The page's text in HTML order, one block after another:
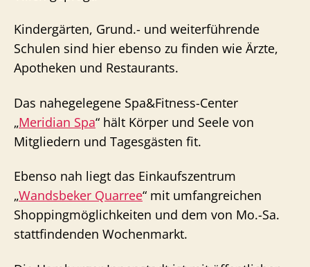
Kindergärten, Grund.- und weiterführende
Schulen sind hier ebenso zu finden wie Ärzte,
Apotheken und Restaurants.
Das nahegelegene Spa&Fitness-Center
„Meridian Spa“ hält Körper und Seele von
Mitgliedern und Tagesgästen fit.
Ebenso nah liegt das Einkaufszentrum
„Wandsbeker Quarree“ mit umfangreichen
Shoppingmöglichkeiten und dem von Mo.-Sa.
stattfindenden Wochenmarkt.